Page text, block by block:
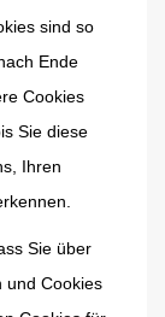
sind so
Ende
Cookies
Sie diese
Ihren
Sie über
und Cookies